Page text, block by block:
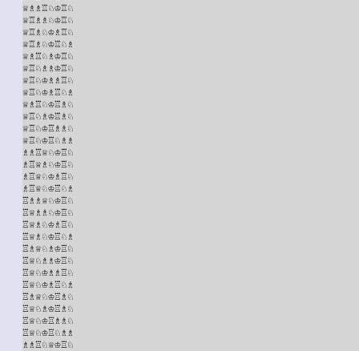
♕♗♗♖♘♔♖♘
♕♖♗♗♘♔♖♘
♕♖♗♘♔♗♖♘
♕♖♗♘♔♖♘♗
♕♗♖♘♗♔♖♘
♕♖♘♗♗♔♖♘
♕♖♘♔♗♗♖♘
♕♖♘♔♗♖♘♗
♕♗♖♘♔♖♗♘
♕♖♘♗♔♖♗♘
♕♖♘♔♖♗♗♘
♕♖♘♔♖♘♗♗
♗♗♖♕♘♔♖♘
♗♖♕♗♘♔♖♘
♗♖♕♘♔♗♖♘
♗♖♕♘♔♖♘♗
♖♗♗♕♘♔♖♘
♖♕♗♗♘♔♖♘
♖♕♗♘♔♗♖♘
♖♕♗♘♔♖♘♗
♖♗♕♘♗♔♖♘
♖♕♘♗♗♔♖♘
♖♕♘♔♗♗♖♘
♖♕♘♔♗♖♘♗
♖♗♕♘♔♖♗♘
♖♕♘♗♔♖♗♘
♖♕♘♔♖♗♗♘
♖♕♘♔♖♘♗♗
♗♗♖♘♕♔♖♘